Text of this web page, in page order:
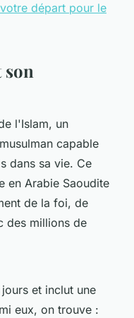
départ pour le
l'Islam, un
capable
dans sa vie. Ce
en Arabie Saoudite
de la foi, de
des millions de
et inclut une
eux, on trouve :